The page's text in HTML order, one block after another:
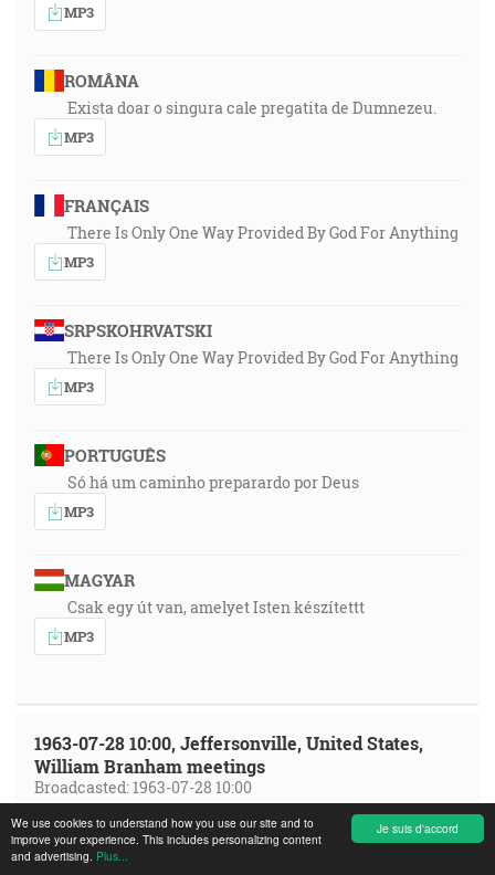
Je suis d'accord
We use cookies to understand how you use our site and to
improve your experience. This includes personalizing content
and advertising. Plus...
MP3
ROMÂNA
Exista doar o singura cale pregatita de Dumnezeu.
MP3
FRANÇAIS
There Is Only One Way Provided By God For Anything
MP3
SRPSKOHRVATSKI
There Is Only One Way Provided By God For Anything
MP3
PORTUGUÊS
Só há um caminho preparardo por Deus
MP3
MAGYAR
Csak egy út van, amelyet Isten készítettt
MP3
1963-07-28 10:00, Jeffersonville, United States,
William Branham meetings
Broadcasted: 1963-07-28 10:00
ČESKY
Kristus jest tajemství Boží zjevené